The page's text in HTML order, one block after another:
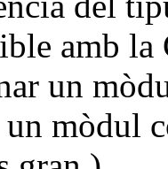
amb
un
mòdul